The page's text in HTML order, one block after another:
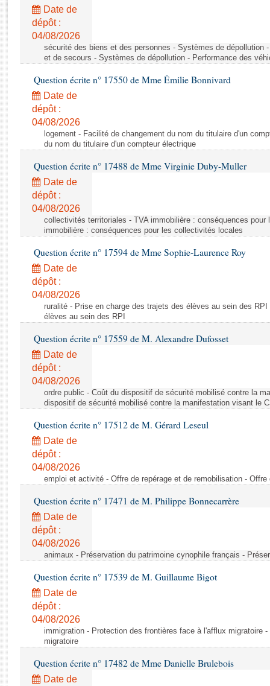
Rapports législatifs
Rapports sur l'application des lois
Baromètre de l’application des lois
Dossiers législatifs
Budget et sécurité sociale
Questions écrites et orales
Comptes rendus des débats
Date de
dépôt :
04/08/2026
sécurité des biens et des personnes - Systèmes de dépollution
et de secours - Systèmes de dépollution - Performance des
Question écrite n° 17550 de Mme Émilie Bonnivard
Date de
dépôt :
04/08/2026
logement - Facilité de changement du nom du titulaire d'un
du nom du titulaire d'un compteur électrique
Question écrite n° 17488 de Mme Virginie Duby-Muller
Date de
dépôt :
04/08/2026
collectivités territoriales - TVA immobilière : conséquences
immobilière : conséquences pour les collectivités locales
Question écrite n° 17594 de Mme Sophie-Laurence Roy
Date de
dépôt :
04/08/2026
ruralité - Prise en charge des trajets des élèves au sein des
élèves au sein des RPI
Question écrite n° 17559 de M. Alexandre Dufosset
Date de
dépôt :
04/08/2026
ordre public - Coût du dispositif de sécurité mobilisé contre la
dispositif de sécurité mobilisé contre la manifestation visant le
Question écrite n° 17512 de M. Gérard Leseul
Date de
dépôt :
04/08/2026
emploi et activité - Offre de repérage et de remobilisation -
Question écrite n° 17471 de M. Philippe Bonnecarrère
Date de
dépôt :
04/08/2026
animaux - Préservation du patrimoine cynophile français -
Question écrite n° 17539 de M. Guillaume Bigot
Date de
dépôt :
04/08/2026
immigration - Protection des frontières face à l'afflux migratoire
migratoire
Question écrite n° 17482 de Mme Danielle Brulebois
Date de